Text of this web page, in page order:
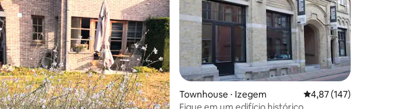
Townhouse ⋅ Izegem 4,87 de uma avaliação
4,87 (147)